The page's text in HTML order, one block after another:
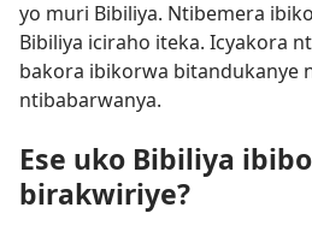
yo muri Bibiliya. Ntibemera
Bibiliya iciraho iteka. Icyakora
bakora ibikorwa bitandukanye
ntibabarwanya.
Ese uko Bibiliya
birakwiriye?